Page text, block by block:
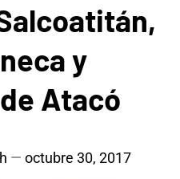
y
Atacó
octubre 30, 2017